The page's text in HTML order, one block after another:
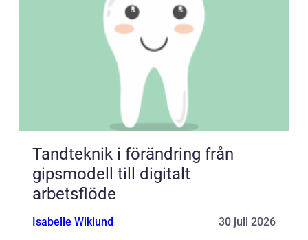
Tandteknik i förändring från
gipsmodell till digitalt
arbetsflöde
Isabelle Wiklund 30 juli 2026